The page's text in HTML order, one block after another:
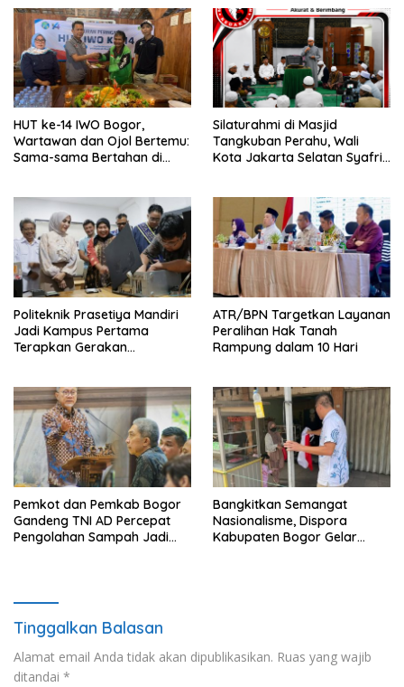
HUT ke-14 IWO Bogor,
Wartawan dan Ojol Bertemu:
Sama-sama Bertahan di
Silaturahmi di Masjid
Tangkuban Perahu, Wali
Kota Jakarta Selatan Syafrin
Politeknik Prasetiya Mandiri
Jadi Kampus Pertama
Terapkan Gerakan
ATR/BPN Targetkan Layanan
Peralihan Hak Tanah
Rampung dalam 10 Hari
Pemkot dan Pemkab Bogor
Gandeng TNI AD Percepat
Pengolahan Sampah Jadi
Bangkitkan Semangat
Nasionalisme, Dispora
Kabupaten Bogor Gelar
Tinggalkan Balasan
Alamat email Anda tidak akan dipublikasikan. Ruas yang wajib
ditandai *